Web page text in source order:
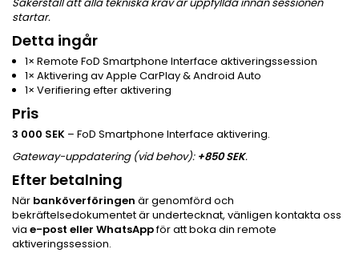
Säkerställ att alla tekniska krav är uppfyllda innan sessionen
startar.
Detta ingår
1× Remote FoD Smartphone Interface aktiveringssession
1× Aktivering av Apple CarPlay & Android Auto
1× Verifiering efter aktivering
Pris
3 000 SEK – FoD Smartphone Interface aktivering.
Gateway-uppdatering (vid behov): +850 SEK.
Efter betalning
När banköverföringen är genomförd och
bekräftelsedokumentet är undertecknat, vänligen kontakta oss
via e-post eller WhatsAppför att boka din remote
aktiveringssession.